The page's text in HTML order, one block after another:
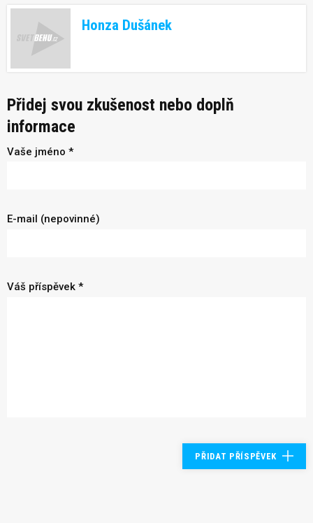
Honza Dušánek
Přidej svou zkušenost nebo doplň
informace
Vaše jméno *
E-mail (nepovinné)
Váš příspěvek *
PŘIDAT PŘÍSPĚVEK